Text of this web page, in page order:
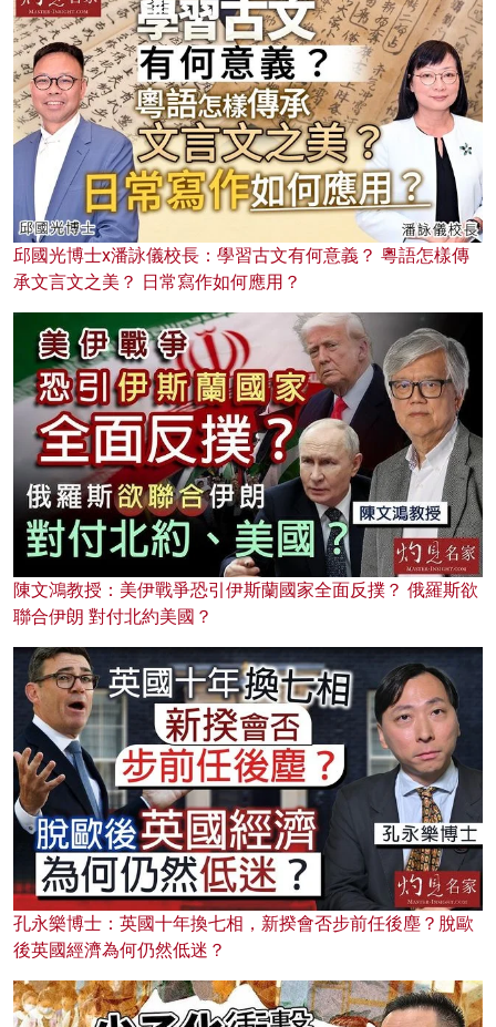
邱國光博士x潘詠儀校長：學習古文有何意義？ 粵語怎樣傳
承文言文之美？ 日常寫作如何應用？
陳文鴻教授：美伊戰爭恐引伊斯蘭國家全面反撲？ 俄羅斯欲
聯合伊朗 對付北約美國？
孔永樂博士：英國十年換七相，新揆會否步前任後塵？脫歐
後英國經濟為何仍然低迷？